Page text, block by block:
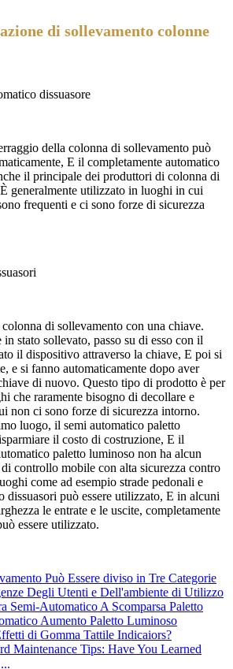
di sollevamento colonne
dissuasore
della colonna di sollevamento può
E il completamente automatico
il principale dei produttori di colonna di
generalmente utilizzato in luoghi in cui
frequenti e ci sono forze di sicurezza
di sollevamento con una chiave.
stato sollevato, passo su di esso con il
il dispositivo attraverso la chiave, E poi si
e si fanno automaticamente dopo aver
di nuovo. Questo tipo di prodotto è per
che raramente bisogno di decollare e
non ci sono forze di sicurezza intorno.
luogo, il semi automatico paletto
il costo di costruzione, E il
paletto luminoso non ha alcun
controllo mobile con alta sicurezza contro
come ad esempio strade pedonali e
dissuasori può essere utilizzato, E in alcuni
le entrate e le uscite, completamente
essere utilizzato.
Può Essere diviso in Tre Categorie
Degli Utenti e Dell'ambiente di Utilizzo
Semi-Automatico A Scomparsa Paletto
Aumento Paletto Luminoso
di Gomma Tattile Indicaiors?
Maintenance Tips: Have You Learned